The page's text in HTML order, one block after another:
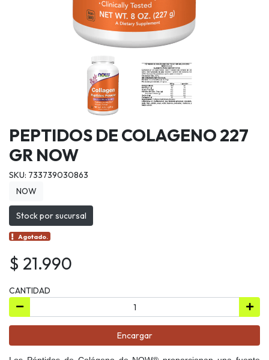
PEPTIDOS DE COLAGENO 227
GR NOW
SKU: 733739030863
NOW
Stock por sucursal
Agotado.
$ 21.990
CANTIDAD
Encargar